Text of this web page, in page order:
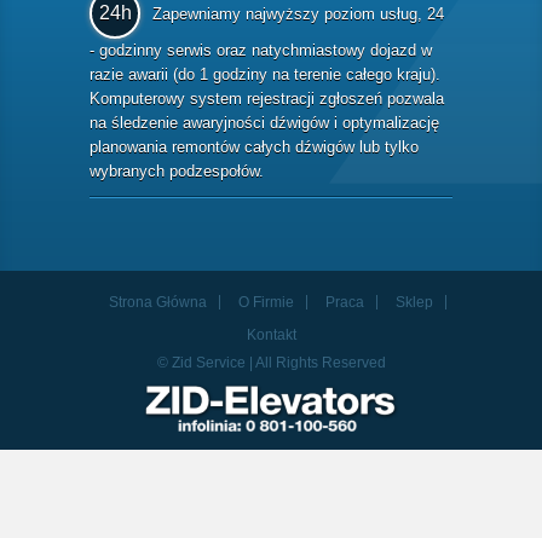
24h
Zapewniamy najwyższy poziom usług, 24
- godzinny serwis oraz natychmiastowy dojazd w
razie awarii (do 1 godziny na terenie całego kraju).
Komputerowy system rejestracji zgłoszeń pozwala
na śledzenie awaryjności dźwigów i optymalizację
planowania remontów całych dźwigów lub tylko
wybranych podzespołów.
Strona Główna O Firmie Praca
Sklep
Kontakt
© Zid Service | All Rights Reserved